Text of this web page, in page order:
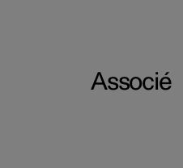
Associé